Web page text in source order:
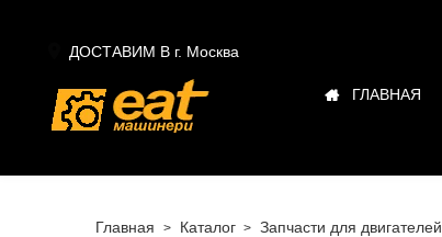
ДОСТАВИМ В г. Москва
ГЛАВНАЯ
Главная Каталог Запчасти для двигателей